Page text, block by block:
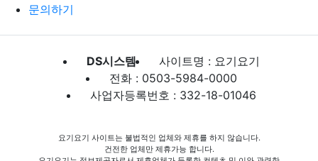
문의하기
DS시스템
사이트명 : 요기요기
전화 : 0503-5984-0000
사업자등록번호 : 332-18-01046
요기요기 사이트는 불법적인 업체와 제휴를 하지 않습니다.
건전한 업체만 제휴가능 합니다.